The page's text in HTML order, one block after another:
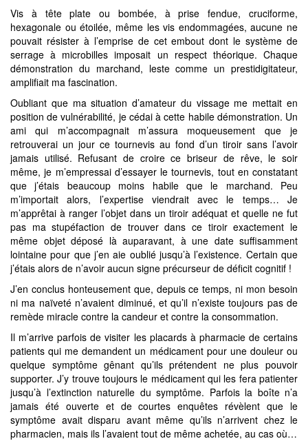
Vis à tête plate ou bombée, à prise fendue, cruciforme,
hexagonale ou étoilée, même les vis endommagées, aucune ne
pouvait résister à l’emprise de cet embout dont le système de
serrage à microbilles imposait un respect théorique. Chaque
démonstration du marchand, leste comme un prestidigitateur,
amplifiait ma fascination.
Oubliant que ma situation d’amateur du vissage me mettait en
position de vulnérabilité, je cédai à cette habile démonstration. Un
ami qui m’accompagnait m’assura moqueusement que je
retrouverai un jour ce tournevis au fond d’un tiroir sans l’avoir
jamais utilisé. Refusant de croire ce briseur de rêve, le soir
même, je m’empressai d’essayer le tournevis, tout en constatant
que j’étais beaucoup moins habile que le marchand. Peu
m’importait alors, l’expertise viendrait avec le temps… Je
m’apprêtai à ranger l’objet dans un tiroir adéquat et quelle ne fut
pas ma stupéfaction de trouver dans ce tiroir exactement le
même objet déposé là auparavant, à une date suffisamment
lointaine pour que j’en aie oublié jusqu’à l’existence. Certain que
j’étais alors de n’avoir aucun signe précurseur de déficit cognitif !
J’en conclus honteusement que, depuis ce temps, ni mon besoin
ni ma naïveté n’avaient diminué, et qu’il n’existe toujours pas de
remède miracle contre la candeur et contre la consommation.
Il m’arrive parfois de visiter les placards à pharmacie de certains
patients qui me demandent un médicament pour une douleur ou
quelque symptôme gênant qu’ils prétendent ne plus pouvoir
supporter. J’y trouve toujours le médicament qui les fera patienter
jusqu’à l’extinction naturelle du symptôme. Parfois la boîte n’a
jamais été ouverte et de courtes enquêtes révèlent que le
symptôme avait disparu avant même qu’ils n’arrivent chez le
pharmacien, mais ils l’avaient tout de même achetée, au cas où…